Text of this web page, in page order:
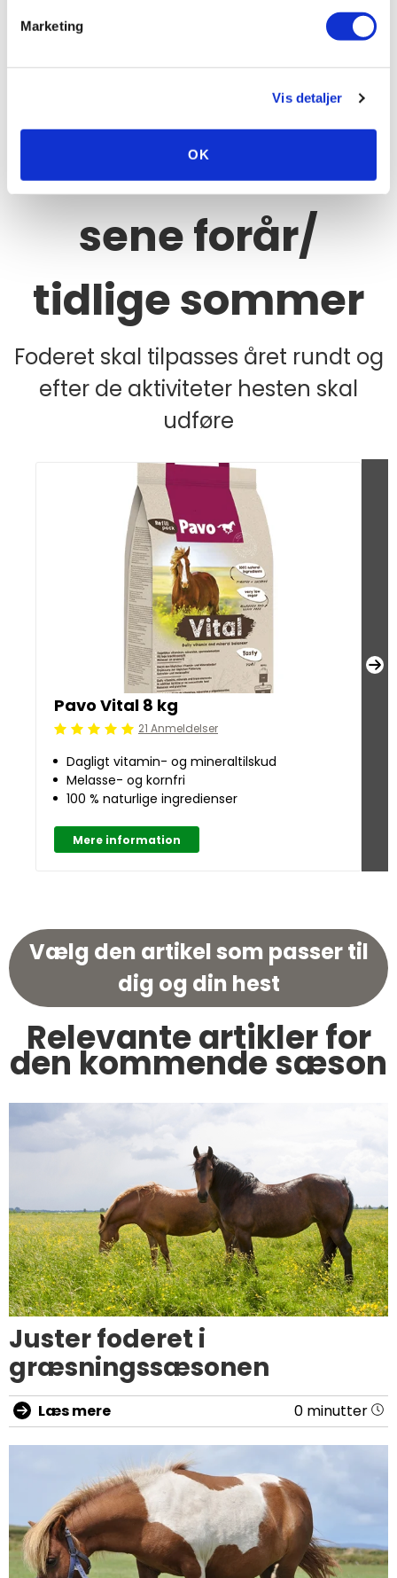
Marketing
Vis detaljer
OK
Produkter til det
sene forår/
tidlige sommer
Foderet skal tilpasses året rundt og
efter de aktiviteter hesten skal
udføre
Pavo Vital 8 kg
Beoordeling: 5/521 Anmeldelser
Dagligt vitamin- og mineraltilskud
Melasse- og kornfri
100 % naturlige ingredienser
Mere information
Vælg den artikel som passer til
dig og din hest
Relevante artikler for
den kommende sæson
Juster foderet i
græsningssæsonen
Læs mere 0 minutter